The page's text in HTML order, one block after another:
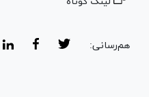
هم‌رسانی: